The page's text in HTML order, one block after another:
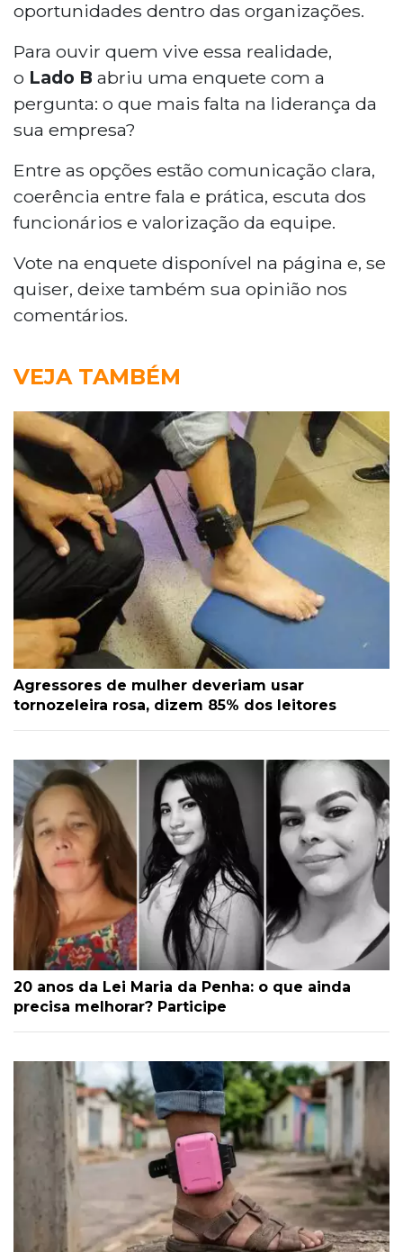
oportunidades dentro das organizações.
Para ouvir quem vive essa realidade,
o Lado B abriu uma enquete com a
pergunta: o que mais falta na liderança da
sua empresa?
Entre as opções estão comunicação clara,
coerência entre fala e prática, escuta dos
funcionários e valorização da equipe.
Vote na enquete disponível na página e, se
quiser, deixe também sua opinião nos
comentários.
VEJA TAMBÉM
Agressores de mulher deveriam usar
tornozeleira rosa, dizem 85% dos leitores
20 anos da Lei Maria da Penha: o que ainda
precisa melhorar? Participe